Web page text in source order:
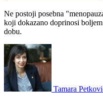
Ne postoji posebna
koji dokazano doprinosi
dobu.
Tamara